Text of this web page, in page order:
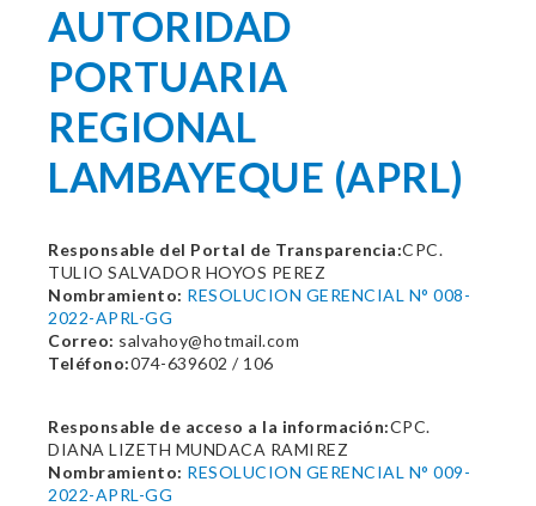
AUTORIDAD
PORTUARIA
REGIONAL
LAMBAYEQUE (APRL)
Responsable del Portal de Transparencia:CPC.
TULIO SALVADOR HOYOS PEREZ
Nombramiento: RESOLUCION GERENCIAL N° 008-
2022-APRL-GG
Correo: salvahoy@hotmail.com
Teléfono:074-639602 / 106
Responsable de acceso a la información:CPC.
DIANA LIZETH MUNDACA RAMIREZ
Nombramiento: RESOLUCION GERENCIAL N° 009-
2022-APRL-GG